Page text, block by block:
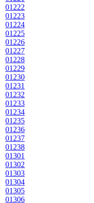
01222
01223
01224
01225
01226
01227
01228
01229
01230
01231
01232
01233
01234
01235
01236
01237
01238
01301
01302
01303
01304
01305
01306